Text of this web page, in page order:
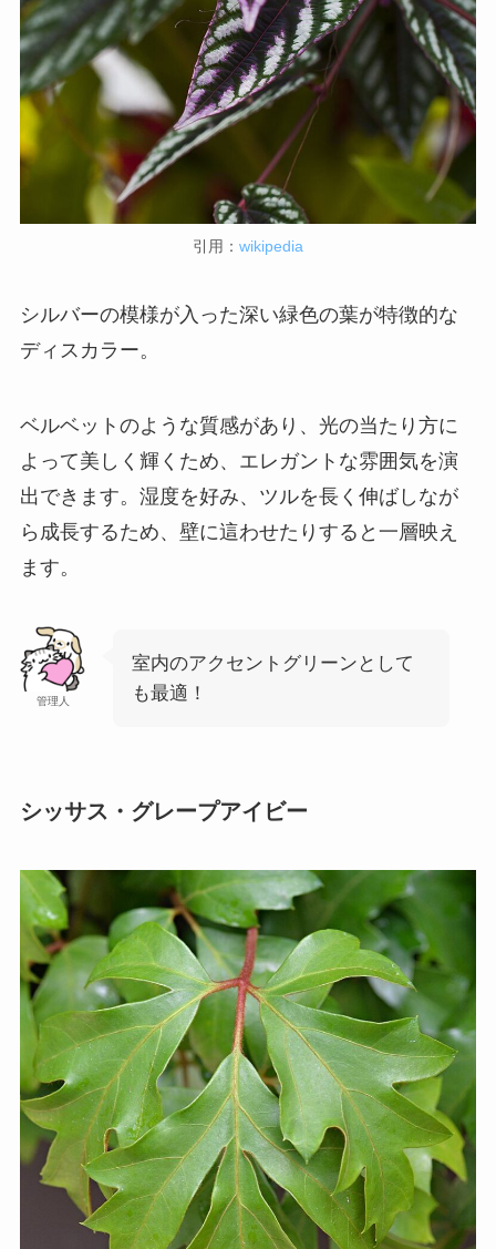
引用： wikipedia
シルバーの模様が入った深い緑色の葉が特徴的な
ディスカラー。
ベルベットのような質感があり、光の当たり方に
よって美しく輝くため、エレガントな雰囲気を演
出できます。湿度を好み、ツルを長く伸ばしなが
ら成長するため、壁に這わせたりすると一層映え
ます。
管理人
室内のアクセントグリーンとして
も最適！
シッサス・グレープアイビー